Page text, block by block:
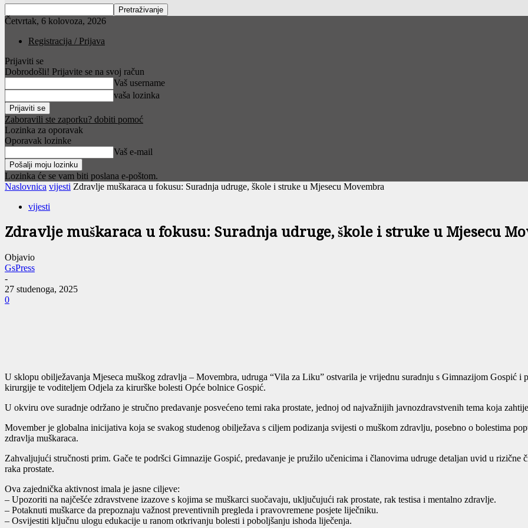
Četvrtak, 6 kolovoza, 2026
Registracija / Prijava
Prijaviti se
Dobrodošli! Prijavite se na svoj račun
Vaš username
vaša lozinka
Zaboravili ste zaporku? dobiti pomoć
Lozinka za oporavak
Oporavak lozinke
Vaš e-mail
Lozinka će se vam biti poslana e-poštom.
Naslovnica vijesti Zdravlje muškaraca u fokusu: Suradnja udruge, škole i struke u Mjesecu Movembra
vijesti
Zdravlje muškaraca u fokusu: Suradnja udruge, škole i struke u Mjesecu
Objavio
GsPress
-
27 studenoga, 2025
0
U sklopu obilježavanja Mjeseca muškog zdravlja – Movembra, udruga “Vila za Liku” ostvarila je vrijednu suradnju s Gimnazijom Gospić i
kirurgije te voditeljem Odjela za kirurške bolesti Opće bolnice Gospić.
U okviru ove suradnje održano je stručno predavanje posvećeno temi raka prostate, jednoj od najvažnijih javnozdravstvenih tema koja
Movember je globalna inicijativa koja se svakog studenog obilježava s ciljem podizanja svijesti o muškom zdravlju, posebno o bolestima
zdravlja muškaraca.
Zahvaljujući stručnosti prim. Gače te podršci Gimnazije Gospić, predavanje je pružilo učenicima i članovima udruge detaljan uvid u rizične
raka prostate.
Ova zajednička aktivnost imala je jasne ciljeve:
– Upozoriti na najčešće zdravstvene izazove s kojima se muškarci suočavaju, uključujući rak prostate, rak testisa i mentalno zdravlje.
– Potaknuti muškarce da prepoznaju važnost preventivnih pregleda i pravovremene posjete liječniku.
– Osvijestiti ključnu ulogu edukacije u ranom otkrivanju bolesti i poboljšanju ishoda liječenja.